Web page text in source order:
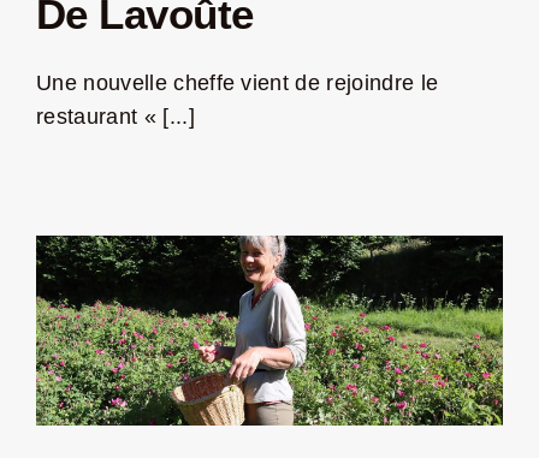
De Lavoûte
Une nouvelle cheffe vient de rejoindre le
restaurant « [...]